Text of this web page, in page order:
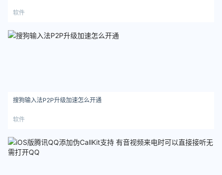
软件
搜狗输入法P2P升级加速怎么开通
软件